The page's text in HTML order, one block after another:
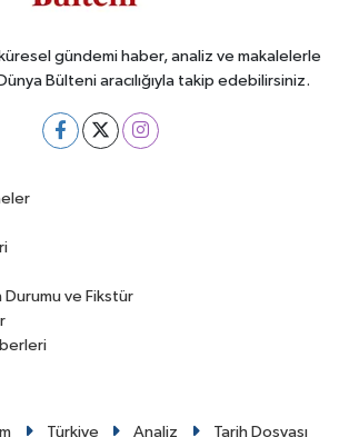
küresel gündemi haber, analiz ve makalelerle
Bülteni aracılığıyla takip edebilirsiniz.
Durumu ve Fikstür
Türkiye Analiz Tarih Dosyası